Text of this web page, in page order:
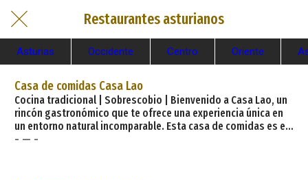
Restaurantes asturianos
Asturias Occidente Centro Oriente
Casa de comidas Casa Lao
Cocina tradicional | Sobrescobio | Bienvenido a Casa Lao, un
rincón gastronómico que te ofrece una experiencia única en
un entorno natural incomparable. Esta casa de comidas es el
lugar ideal para disfrutar de una auténtica comida casera,
- — -